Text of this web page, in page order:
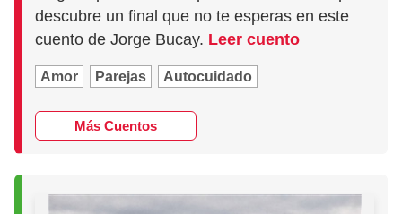
descubre un final que no te esperas en este
cuento de Jorge Bucay. Leer cuento
Amor Parejas Autocuidado
Más Cuentos